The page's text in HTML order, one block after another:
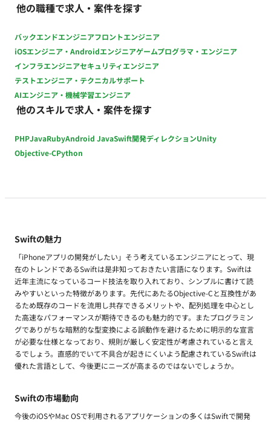
他の職種で求人・案件を探す
バックエンドエンジニアフロントエンジニア
iOSエンジニア・Androidエンジニアゲームプログラマ・エンジニア
インフラエンジニアセキュリティエンジニア
テストエンジニア・テクニカルサポート
AIエンジニア・機械学習エンジニア
他のスキルで求人・案件を探す
PHPJavaRubyAndroid JavaSwift開発ディレクションUnity
Objective-CPython
Swiftの魅力
「iPhoneアプリの開発がしたい」そう考えているエンジニアにとって、現
在のトレンドであるSwiftは是非知っておきたい言語になります。Swiftは
近年主流になっているコード技法を取り入れており、シンプルに書けて読
みやすいといった特徴があります。先代にあたるObjective-Cと互換性があ
るため既存のコードを流用し共存できるメリットや、配列処理を中心とし
た高速なパフォーマンスが期待できるのも魅力的です。またプログラミン
グでありがちな暗黙的な型変換による誤動作を避けるために明示的な宣言
が必要な仕様となっており、規則が厳しく安定性が考慮されていると言え
るでしょう。直感的でいて不具合が起きにくいよう配慮されているSwiftは
優れた言語として、今後更にニーズが高まるのではないでしょうか。
Swiftの市場動向
今後のiOSやMac OSで利用されるアプリケーションの多くはSwiftで開発